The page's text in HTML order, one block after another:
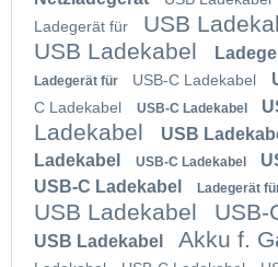
Ladegerät für
USB
USB Ladekabel
Ladegerät für USB-C Ladekabel
C Ladekabel
USB-C Ladekabel
Ladekabel
USB
Ladekabel
USB-C Ladekabel
USB-C Ladekabel
Ladegerät
USB Ladekabel USB-
USB Ladekabel Akku f.